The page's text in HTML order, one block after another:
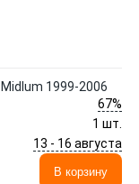
1999-2006
67%
1 шт.
13 - 16 августа
В корзину